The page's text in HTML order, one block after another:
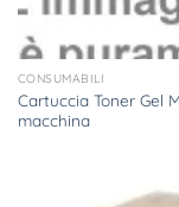
CONSUMABILI
Cartuccia Toner Gel
macchina